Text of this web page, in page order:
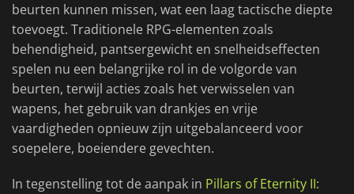
beurten kunnen missen, wat een laag tactische diepte
toevoegt. Traditionele RPG-elementen zoals
behendigheid, pantsergewicht en snelheidseffecten
spelen nu een belangrijke rol in de volgorde van
beurten, terwijl acties zoals het verwisselen van
wapens, het gebruik van drankjes en vrije
vaardigheden opnieuw zijn uitgebalanceerd voor
soepelere, boeiendere gevechten.
In tegenstelling tot de aanpak in Pillars of Eternity II: